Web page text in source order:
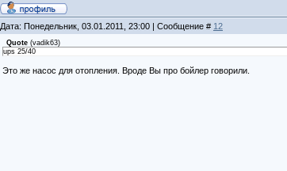
Дата: Понедельник, 03.01.2011, 23:00 | Сообщение # 12
Quote(vadik63)
ups 25/40
Это же насос для отопления. Вроде Вы про бойлер говорили.